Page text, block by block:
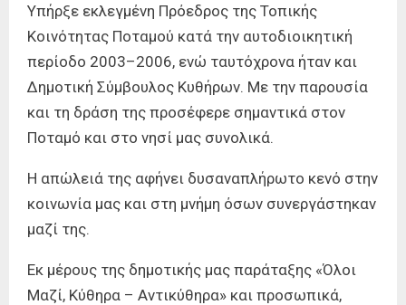
Υπήρξε εκλεγμένη Πρόεδρος της Τοπικής
Κοινότητας Ποταμού κατά την αυτοδιοικητική
περίοδο 2003–2006, ενώ ταυτόχρονα ήταν και
Δημοτική Σύμβουλος Κυθήρων. Με την παρουσία
και τη δράση της προσέφερε σημαντικά στον
Ποταμό και στο νησί μας συνολικά.
Η απώλειά της αφήνει δυσαναπλήρωτο κενό στην
κοινωνία μας και στη μνήμη όσων συνεργάστηκαν
μαζί της.
Εκ μέρους της δημοτικής μας παράταξης «Όλοι
Μαζί, Κύθηρα – Αντικύθηρα» και προσωπικά,